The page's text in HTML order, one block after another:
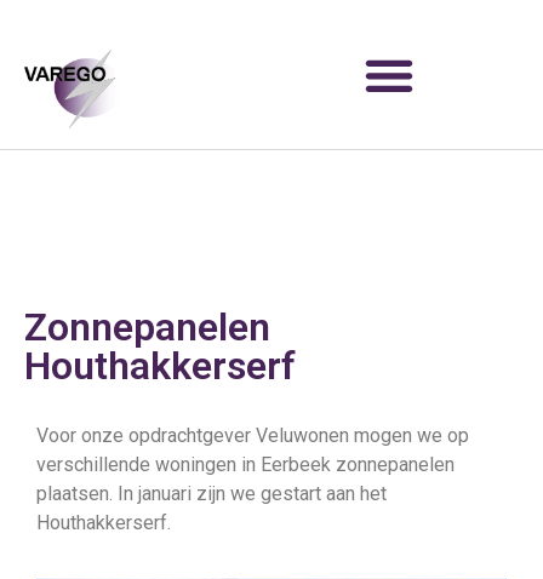
Zonnepanelen
Houthakkerserf
Voor onze opdrachtgever Veluwonen mogen we op
verschillende woningen in Eerbeek zonnepanelen
plaatsen. In januari zijn we gestart aan het
Houthakkerserf.